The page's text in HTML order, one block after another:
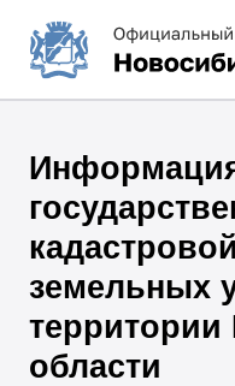
земельных
области